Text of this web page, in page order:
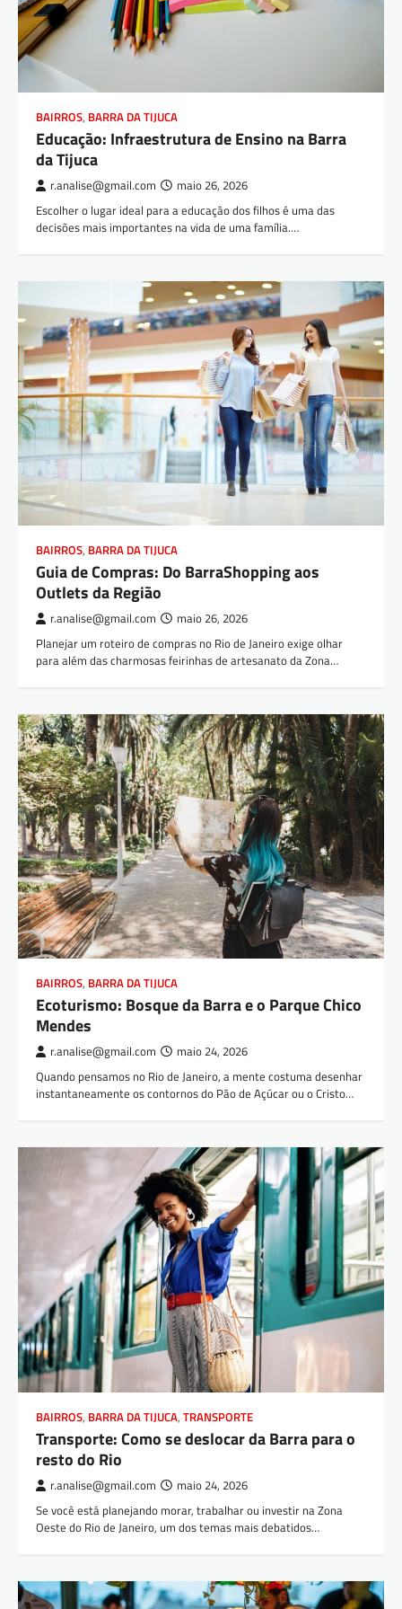
BAIRROS, BARRA DA TIJUCA
Educação: Infraestrutura de Ensino na Barra
da Tijuca
r.analise@gmail.com maio 26, 2026
Escolher o lugar ideal para a educação dos filhos é uma das
decisões mais importantes na vida de uma família.…
BAIRROS, BARRA DA TIJUCA
Guia de Compras: Do BarraShopping aos
Outlets da Região
r.analise@gmail.com maio 26, 2026
Planejar um roteiro de compras no Rio de Janeiro exige olhar
para além das charmosas feirinhas de artesanato da Zona…
BAIRROS, BARRA DA TIJUCA
Ecoturismo: Bosque da Barra e o Parque Chico
Mendes
r.analise@gmail.com maio 24, 2026
Quando pensamos no Rio de Janeiro, a mente costuma desenhar
instantaneamente os contornos do Pão de Açúcar ou o Cristo…
BAIRROS, BARRA DA TIJUCA, TRANSPORTE
Transporte: Como se deslocar da Barra para o
resto do Rio
r.analise@gmail.com maio 24, 2026
Se você está planejando morar, trabalhar ou investir na Zona
Oeste do Rio de Janeiro, um dos temas mais debatidos…